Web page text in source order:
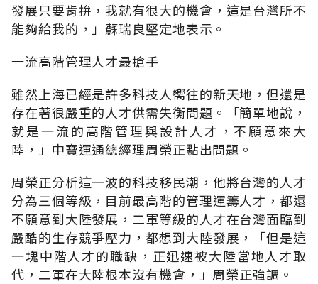
發展只要肯拚，我就有很大的機會，這是台灣所不
能夠給我的，」蘇瑞良堅定地表示。
一流高階管理人才最搶手
雖然上海已經是許多科技人嚮往的新天地，但還是
存在著很嚴重的人才供需失衡問題。「簡單地說，
就是一流的高階管理與設計人才，不願意來大
陸，」中寶運通總經理周榮正點出問題。
周榮正分析這一波的科技移民潮，他將台灣的人才
分為三個等級，目前最高階的管理運籌人才，都還
不願意到大陸發展，二軍等級的人才在台灣面臨到
嚴酷的生存競爭壓力，都想到大陸發展，「但是這
一塊中階人才的職缺，正迅速被大陸當地人才取
代，二軍在大陸根本沒有機會，」周榮正強調。